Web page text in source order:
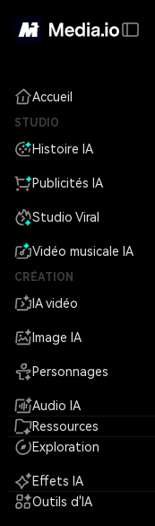
Accueil
STUDIO
Histoire IA
Publicités IA
Studio Viral
Vidéo musicale IA
CRÉATION
IA vidéo
Image IA
Personnages
Audio IA
Ressources
Exploration
Effets IA
Outils d'IA